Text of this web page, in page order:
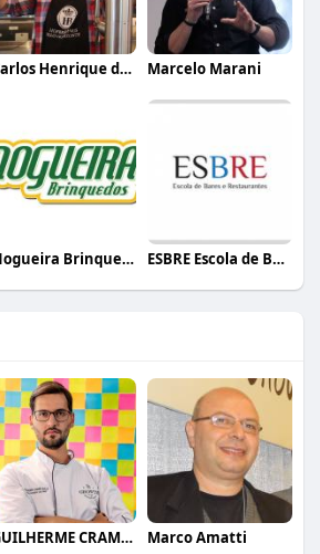
Carlos Henrique de Faria Vasconcelos Marcelo Marani
Nogueira Brinquedos ESBRE Escola de Bares e Restaurantes
GUILHERME CRAMER BALLE Marco Amatti